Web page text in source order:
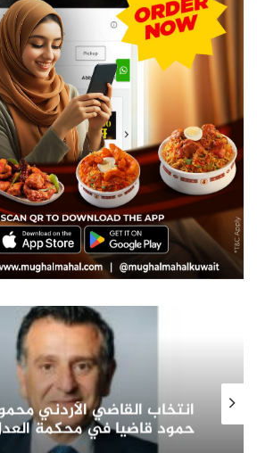
صاحب السمو الأمير الشيخ
الجابر الصباح يشيد بدور
في التنمية الشاملة